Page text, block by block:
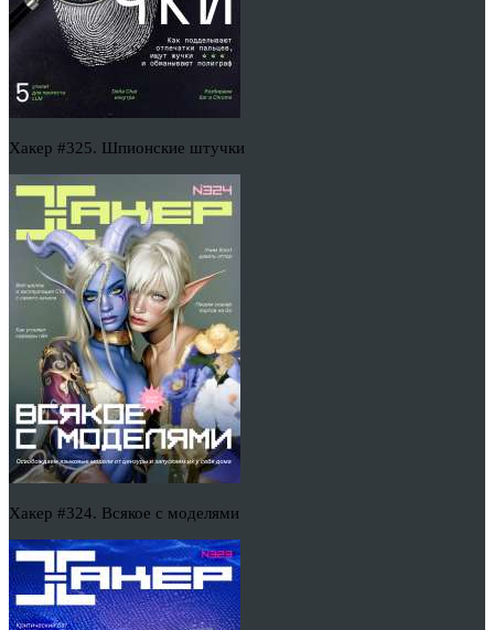
Хакер #325. Шпионские штучки
Хакер #324. Всякое с моделями